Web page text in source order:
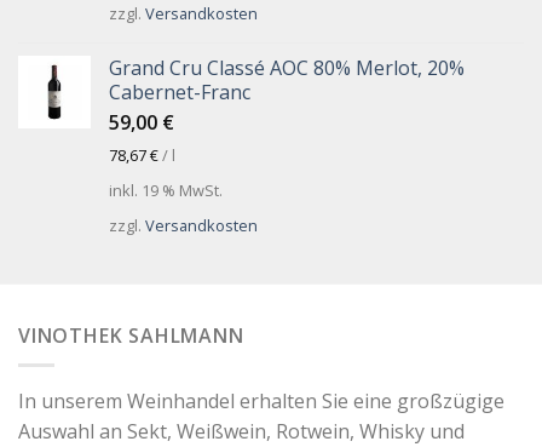
zzgl. Versandkosten
Grand Cru Classé AOC 80% Merlot, 20%
Cabernet-Franc
59,00 €
78,67€/ l
inkl. 19 % MwSt.
zzgl. Versandkosten
VINOTHEK SAHLMANN
In unserem Weinhandel erhalten Sie eine großzügige
Auswahl an Sekt, Weißwein, Rotwein, Whisky und